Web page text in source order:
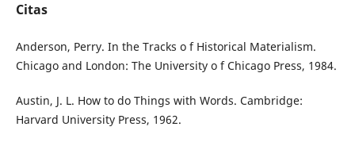
Citas
Anderson, Perry. In the Tracks o f Historical Materialism.
Chicago and London: The University o f Chicago Press, 1984.
Austin, J. L. How to do Things with Words. Cambridge:
Harvard University Press, 1962.